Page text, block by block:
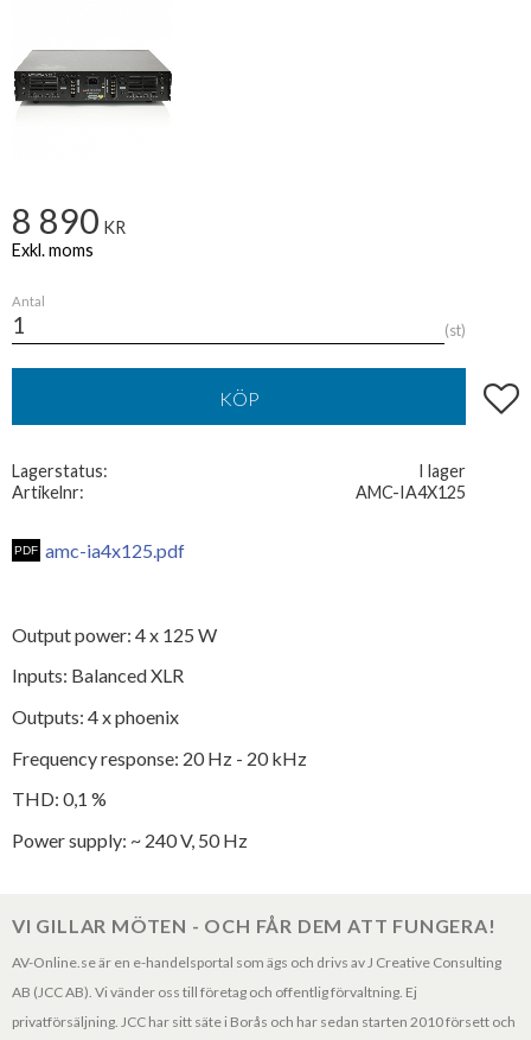
8 890 KR
Antal
st
KÖP Lägg
Lagerstatus
I lager
Artikelnr
AMC-IA4X125
amc-ia4x125.pdf
Output power: 4 x 125 W
Inputs: Balanced XLR
Outputs: 4 x phoenix
Frequency response: 20 Hz - 20 kHz
THD: 0,1 %
Power supply: ~ 240 V, 50 Hz
VI GILLAR MÖTEN - OCH FÅR DEM ATT FUNGERA!
AV-Online.se är en e-handelsportal som ägs och drivs av J Creative Consulting
AB (JCC AB). Vi vänder oss till företag och offentlig förvaltning. Ej
privatförsäljning. JCC har sitt säte i Borås och har sedan starten 2010 försett och